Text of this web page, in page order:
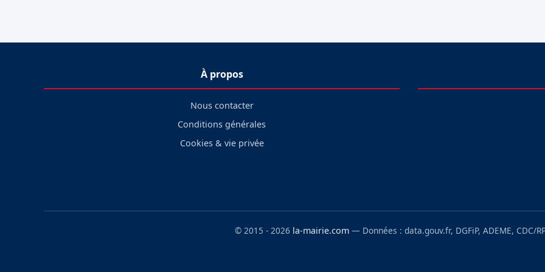
À propos
Nous contacter
Conditions générales
Cookies & vie privée
© 2015 - 2026 la-mairie.com — Données : data.gouv.fr, DGFiP, ADEME, CDC/